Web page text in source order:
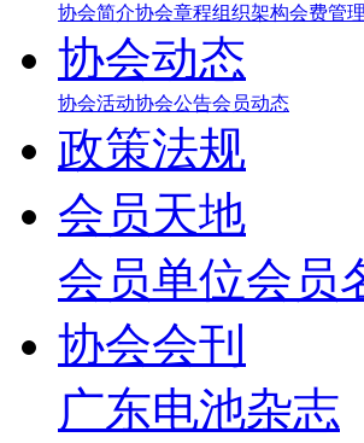
协会简介协会章程组织架构会费管理
协会动态
协会活动协会公告会员动态
政策法规
会员天地
会员单位会员
协会会刊
广东电池杂志